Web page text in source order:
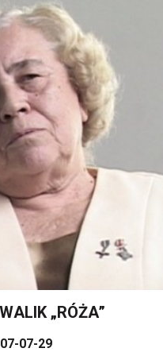
„RÓŻA”
07-29